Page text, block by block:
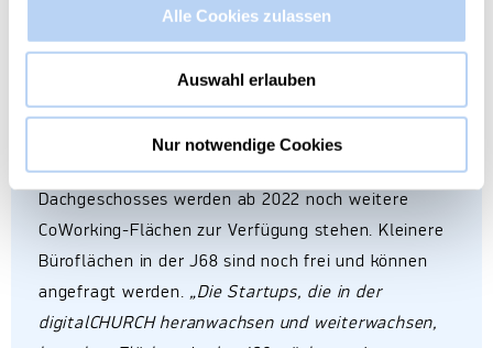
Alle Cookies zulassen
Auswahl erlauben
Nur notwendige Cookies
ersten Mieter die neuen Büroflächen bezogen,
weitere Startups, wie z.B. das niederländische
Startup Econic und Unternehmen werden in Kürze
folgen. Der Konferenzraum sowie der Kreativraum
mit VR/AR als Labor für die Startups wird in den
nächsten Wochen fertiggestellt. Nach Ausbau des
Dachgeschosses werden ab 2022 noch weitere
CoWorking-Flächen zur Verfügung stehen. Kleinere
Büroflächen in der J68 sind noch frei und können
angefragt werden. „Die Startups, die in der
digitalCHURCH heranwachsen und weiterwachsen,